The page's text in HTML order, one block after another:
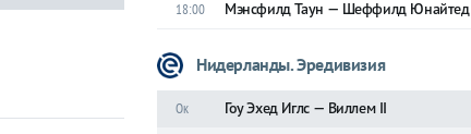
18:00 Мэнсфилд Таун — Шеффилд Юнайтед
Нидерланды. Эредивизия
Ок Гоу Эхед Иглс — Виллем II